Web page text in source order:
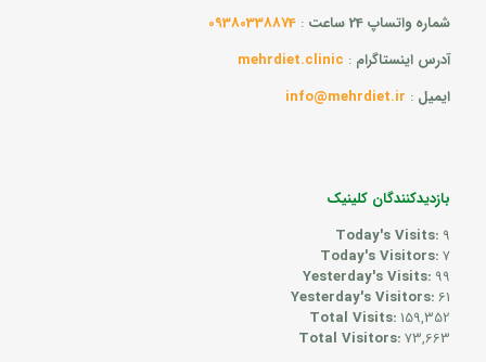
شماره واتساپ 24 ساعت
:
09380338874
آدرس اینستاگرام :
mehrdiet.clinic
ایمیل :
info@mehrdiet.ir
بازدیدکنندگان کلینیک
Today's Visits: 9
Today's Visitors:7
Yesterday's Visits: 99
Yesterday's Visitors:61
Total Visits:159,352
Total Visitors:73,663